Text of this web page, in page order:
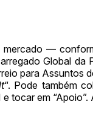
mercado —
Global
para Assuntos
“. Pode também
tocar em